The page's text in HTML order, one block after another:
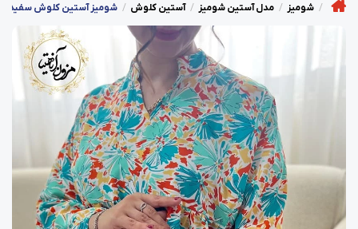
شومیز مدل آستین شومیز آستین کلوش شومیز آستین کلوش سفید